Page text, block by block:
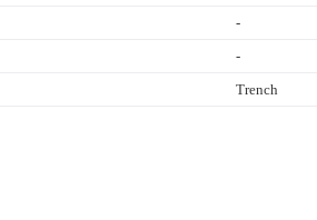
-
-
Trench